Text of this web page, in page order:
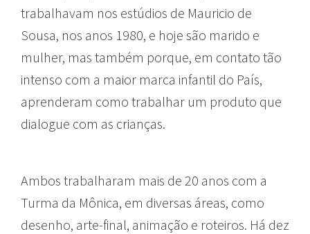
trabalhavam nos estúdios de Mauricio de
Sousa, nos anos 1980, e hoje são marido e
mulher, mas também porque, em contato tão
intenso com a maior marca infantil do País,
aprenderam como trabalhar um produto que
dialogue com as crianças.
Ambos trabalharam mais de 20 anos com a
Turma da Mônica, em diversas áreas, como
desenho, arte-final, animação e roteiros. Há dez